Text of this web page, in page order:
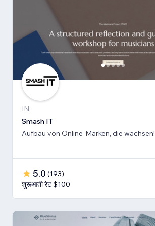
IN
Smash IT
Aufbau von Online-Marken, die wachsen!
5.0 (193)
शुरूआती रेट $100